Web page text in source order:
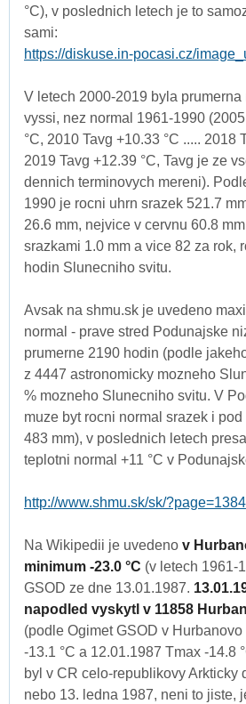
°C), v poslednich letech je to
sami:
https://diskuse.in-pocasi.cz/
V letech 2000-2019 byla
vyssi, nez normal 1961-1990
°C, 2010 Tavg +10.33 °C ..... 2018
2019 Tavg +12.39 °C, Tavg je ze
dennich terminovych mereni).
1990 je rocni uhrn srazek 521.7
26.6 mm, nejvice v cervnu 60.8
srazkami 1.0 mm a vice 82 za rok,
hodin Slunecniho svitu.
Avsak na shmu.sk je uvedeno
normal - prave stred Podunajske
prumerne 2190 hodin (podle
z 4447 astronomicky mozneho
% mozneho Slunecniho svitu. V
muze byt rocni normal srazek i
483 mm), v poslednich letech
teplotni normal +11 °C v
http://www.shmu.sk/sk/?page=1384
Na Wikipedii je uvedeno v
minimum -23.0 °C (v letech 1961-
GSOD ze dne 13.01.1987.
napodled vyskytl v 11858
(podle Ogimet GSOD v
-13.1 °C a 12.01.1987 Tmax -14.8
byl v CR celo-republikovy Arkticky
nebo 13. ledna 1987, neni to jiste,